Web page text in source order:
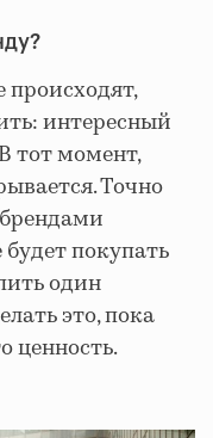
интересный
тот момент,
Точно
покупать
один
это, пока
ценность.